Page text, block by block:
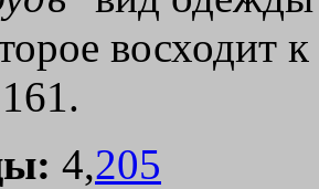
восходит
4,205